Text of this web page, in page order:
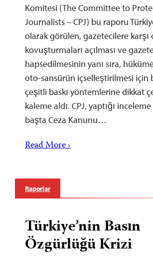
Komitesi (The Committee to
Journalists – CPJ) bu raporu
olarak görülen, gazetecilere karşı
kovuşturmaları açılması ve
hapsedilmesinin yanı sıra,
oto-sansürün içselleştirilmesi için
çeşitli baskı yöntemlerine dikkat
kaleme aldı. CPJ, yaptığı
başta Ceza Kanunu…
Read More ›
Raporlar
Türkiye’nin Basın
Özgürlüğü Krizi